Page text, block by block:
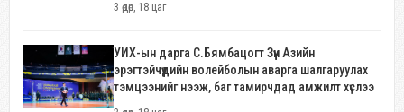
3 өдөр, 18 цаг
УИХ-ын дарга С.Бямбацогт Зүүн Азийн
эрэгтэйчүүдийн волейболын аварга шалгаруулах
тэмцээнийг нээж, баг тамирчдад амжилт хүслээ